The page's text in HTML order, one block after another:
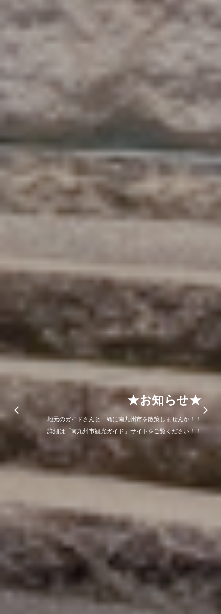
「みなたび」体験一覧
南九州市でしか出来ない「体験」をしてみませんか。
詳細は、下記「観光体験予約サイト みなたび」でご覧ください。